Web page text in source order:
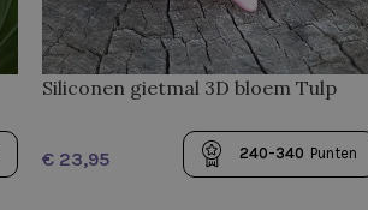
Siliconen gietmal 3D bloem Tulp
€ 240-340 Punten